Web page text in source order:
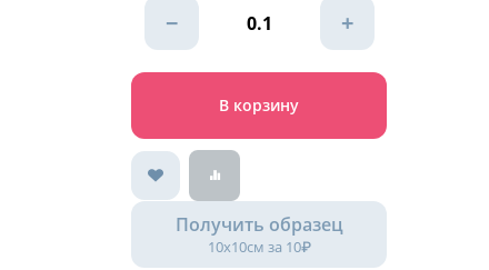
− +
В корзину
Получить образец
10х10см за 10₽